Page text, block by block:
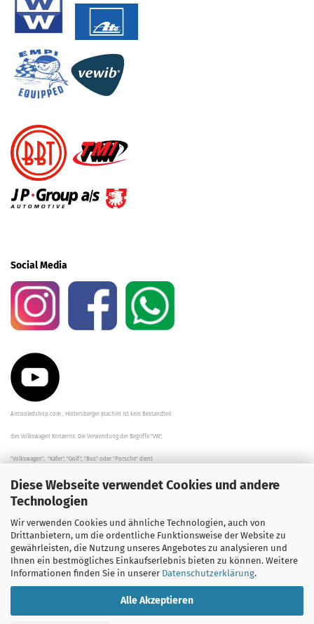
Diese Webseite verwendet Cookies und andere
Technologien
Wir verwenden Cookies und ähnliche Technologien, auch von
Drittanbietern, um die ordentliche Funktionsweise der Website zu
gewährleisten, die Nutzung unseres Angebotes zu analysieren und
Ihnen ein bestmögliches Einkaufserlebnis bieten zu können. Weitere
Informationen finden Sie in unserer Datenschutzerklärung.
Alle Akzeptieren
Social Media
Aircooledshop.com , Hintersberger Joachim ist kein Bestandteil
des Volkswagen Konzerns. Die Verwendung der Begriffe "VW",
"Volkswagen", "Käfer", "Golf", "Bus" oder "Porsche" dient
der Beschreibung der Teile und stellt in keinem Fall eine direkte
Verbindung zu dem Unternehmen "Volkswagen" her/da.
Die Beschreibungen, Zeichnungen und Angaben zur
Verwendung sind sorgfältig überprüft worden.